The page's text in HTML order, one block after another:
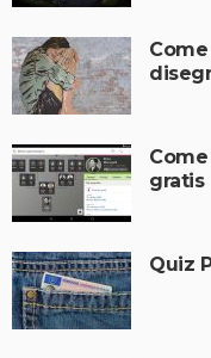
gratis
Quiz